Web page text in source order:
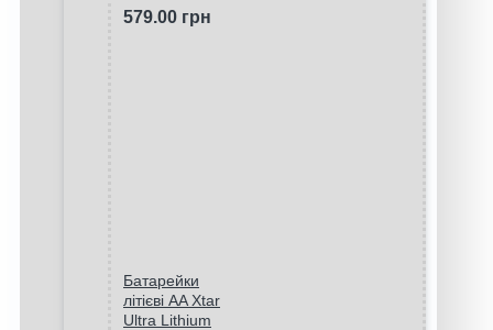
579.00 грн
Батарейки
літієві AA Xtar
Ultra Lithium